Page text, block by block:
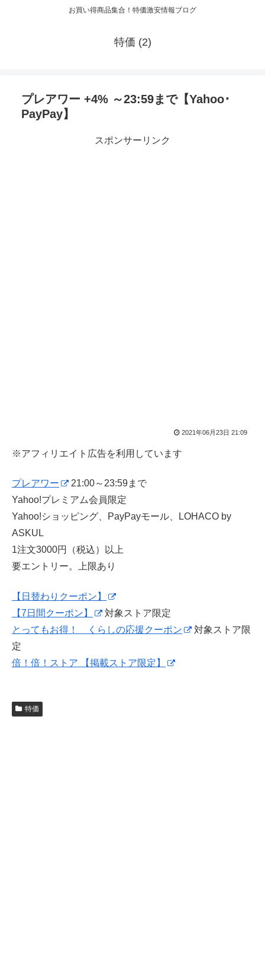
お買い得商品集合！特価激安情報ブログ
特価 (2)
プレアワー +4% ～23:59まで【Yahoo･
PayPay】
スポンサーリンク
2021年06月23日 21:09
※アフィリエイト広告を利用しています
プレアワー
21:00～23:59まで
Yahoo!プレミアム会員限定
Yahoo!ショッピング、PayPayモール、LOHACO by
ASKUL
1注文3000円（税込）以上
要エントリー。上限あり
【日替わりクーポン】
【7日間クーポン】
対象ストア限定
とってもお得！ くらしの応援クーポン
対象ストア限
定
倍！倍！ストア 【掲載ストア限定】
特価